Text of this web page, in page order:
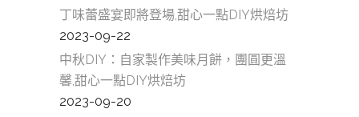
丁味蕾盛宴即將登場,甜心一點DIY烘焙坊
2023-09-22
中秋DIY：自家製作美味月餅，團圓更溫
馨,甜心一點DIY烘焙坊
2023-09-20